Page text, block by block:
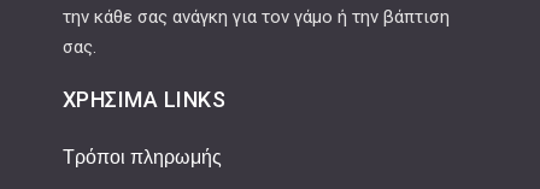
την κάθε σας ανάγκη για τον γάμο ή την βάπτιση
σας.
ΧΡΉΣΙΜΑ LINKS
Τρόποι πληρωμής